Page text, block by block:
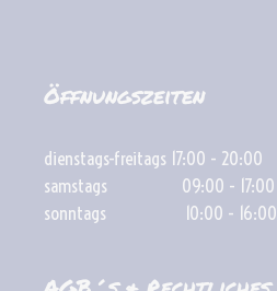
Öffnungszeiten
dienstags-freitags 17:00 - 20:00
samstags 09:00 - 17:00
sonntags 10:00 - 16:00